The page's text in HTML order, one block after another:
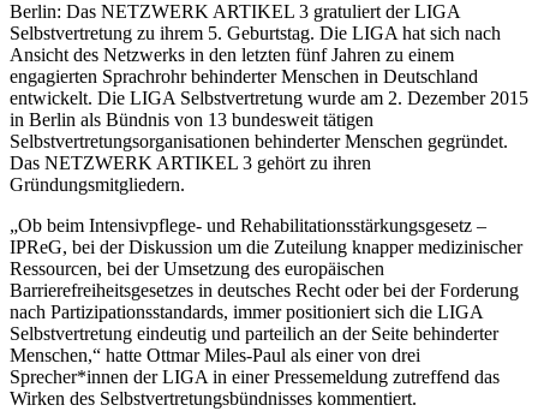
Berlin: Das NETZWERK ARTIKEL 3 gratuliert der LIGA
Selbstvertretung zu ihrem 5. Geburtstag. Die LIGA hat sich nach
Ansicht des Netzwerks in den letzten fünf Jahren zu einem
engagierten Sprachrohr behinderter Menschen in Deutschland
entwickelt. Die LIGA Selbstvertretung wurde am 2. Dezember 2015
in Berlin als Bündnis von 13 bundesweit tätigen
Selbstvertretungsorganisationen behinderter Menschen gegründet.
Das NETZWERK ARTIKEL 3 gehört zu ihren
Gründungsmitgliedern.
„Ob beim Intensivpflege- und Rehabilitationsstärkungsgesetz –
IPReG, bei der Diskussion um die Zuteilung knapper medizinischer
Ressourcen, bei der Umsetzung des europäischen
Barrierefreiheitsgesetzes in deutsches Recht oder bei der Forderung
nach Partizipationsstandards, immer positioniert sich die LIGA
Selbstvertretung eindeutig und parteilich an der Seite behinderter
Menschen,“ hatte Ottmar Miles-Paul als einer von drei
Sprecher*innen der LIGA in einer Pressemeldung zutreffend das
Wirken des Selbstvertretungsbündnisses kommentiert.